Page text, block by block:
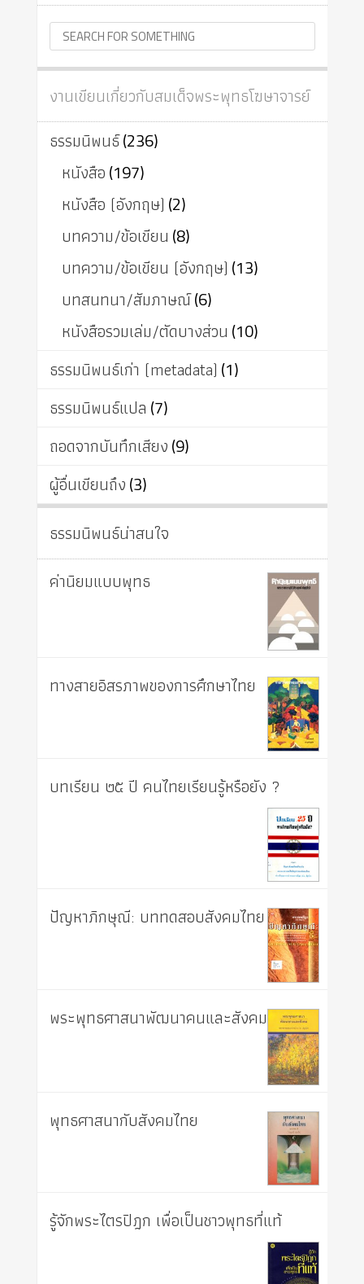
งานเขียนเกี่ยวกับสมเด็จพระพุทธโฆษาจารย์
ธรรมนิพนธ์(236)
หนังสือ(197)
หนังสือ (อังกฤษ) (2)
บทความ/ข้อเขียน (8)
บทความ/ข้อเขียน (อังกฤษ) (13)
บทสนทนา/สัมภาษณ์(6)
หนังสือรวมเล่ม/ตัดบางส่วน (10)
ธรรมนิพนธ์เก่า (metadata) (1)
ธรรมนิพนธ์แปล (7)
ถอดจากบันทึกเสียง(9)
ผู้อื่นเขียนถึง(3)
ธรรมนิพนธ์น่าสนใจ
ค่านิยมแบบพุทธ
ทางสายอิสรภาพของการศึกษาไทย
บทเรียน ๒๕ ปี คนไทยเรียนรู้หรือยัง ?
ปัญหาภิกษุณี: บททดสอบสังคมไทย
พระพุทธศาสนาพัฒนาคนและสังคม
พุทธศาสนากับสังคมไทย
รู้จักพระไตรปิฎก เพื่อเป็นชาวพุทธที่แท้